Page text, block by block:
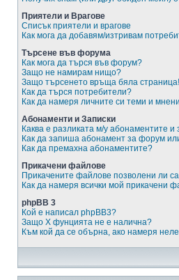
Приятели и Врагове
Списък приятели и врагове
Как мога да добавям/изтривам
Търсене във форума
Как мога да търся във форум?
Защо не намирам нищо?
Защо търсенето връща бяла
Как да търся потребители?
Как да намеря личните си теми и
Абонаменти и Записки
Каква е разликата м/у абонаментите и
Как да запиша абонамент за форум
Как да премахна абонаментите?
Прикачени файлове
Прикачените файлове позволени ли
Как да намеря всички мой прикачени
phpBB 3
Кой е написал phpBB3?
Защо X фунцията не е налична?
Към кой да се обърна, ако намеря